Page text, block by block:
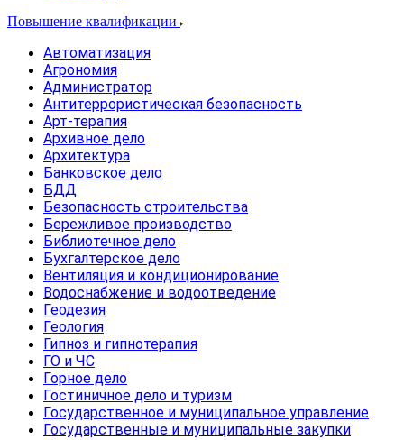
Повышение квалификации
Автоматизация
Агрономия
Администратор
Антитеррористическая безопасность
Арт-терапия
Архивное дело
Архитектура
Банковское дело
БДД
Безопасность строительства
Бережливое производство
Библиотечное дело
Бухгалтерское дело
Вентиляция и кондиционирование
Водоснабжение и водоотведение
Геодезия
Геология
Гипноз и гипнотерапия
ГО и ЧС
Горное дело
Гостиничное дело и туризм
Государственное и муниципальное управление
Государственные и муниципальные закупки